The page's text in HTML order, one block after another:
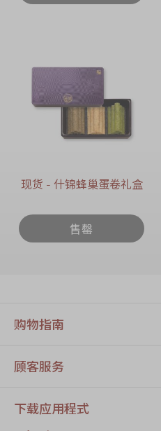
现货 - 什锦蜂巢蛋卷礼盒
售罄
购物指南
顾客服务
下载应用程式